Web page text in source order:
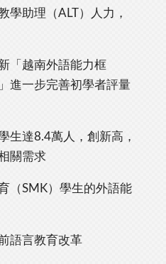
學助理（ALT）人力，
「越南外語能力框
進一步完善初學者評量
生達8.4萬人，創新高，
關需求
（SMK）學生的外語能
語言教育改革